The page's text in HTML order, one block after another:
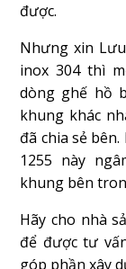
được.
Nhưng xin
inox 304 thì
dòng ghế hồ
khung khác
đã chia sẻ
1255 này
khung bên
Hãy cho nhà
để được tư
góp phần xây